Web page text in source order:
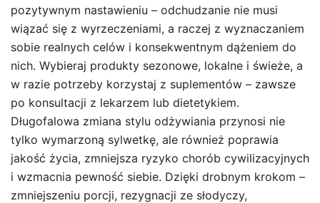
pozytywnym nastawieniu – odchudzanie nie musi
wiązać się z wyrzeczeniami, a raczej z wyznaczaniem
sobie realnych celów i konsekwentnym dążeniem do
nich. Wybieraj produkty sezonowe, lokalne i świeże, a
w razie potrzeby korzystaj z suplementów – zawsze
po konsultacji z lekarzem lub dietetykiem.
Długofalowa zmiana stylu odżywiania przynosi nie
tylko wymarzoną sylwetkę, ale również poprawia
jakość życia, zmniejsza ryzyko chorób cywilizacyjnych
i wzmacnia pewność siebie. Dzięki drobnym krokom –
zmniejszeniu porcji, rezygnacji ze słodyczy,